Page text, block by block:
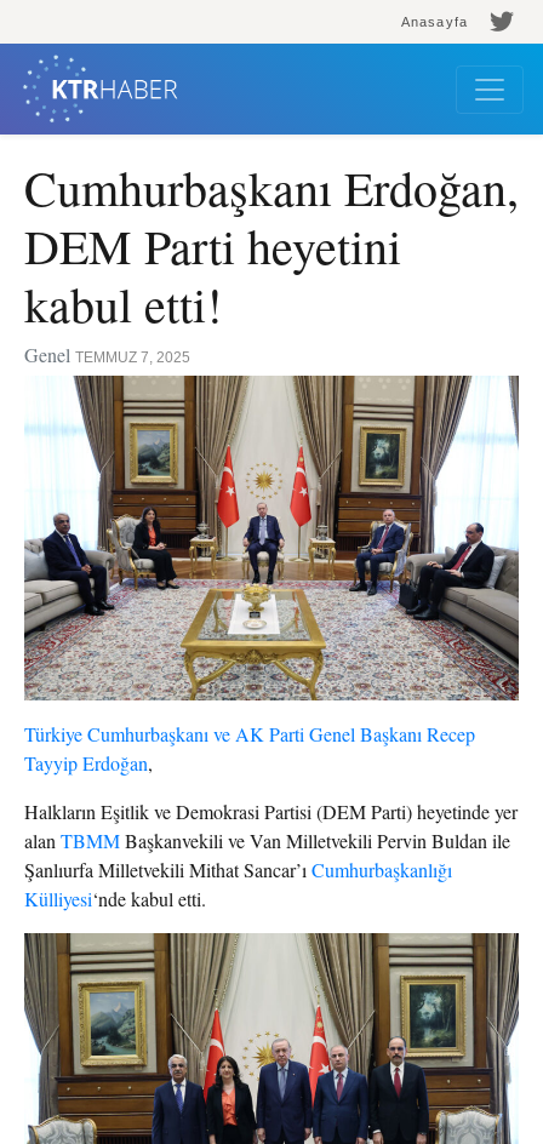
Anasayfa
Cumhurbaşkanı Erdoğan,
DEM Parti heyetini
kabul etti!
Genel TEMMUZ 7, 2025
Türkiye Cumhurbaşkanı ve AK Parti Genel Başkanı Recep
Tayyip Erdoğan,
Halkların Eşitlik ve Demokrasi Partisi (DEM Parti) heyetinde yer
alanTBMMBaşkanvekili ve Van Milletvekili Pervin Buldan ile
Şanlıurfa Milletvekili Mithat Sancar’ıCumhurbaşkanlığı
Külliyesi‘nde kabul etti.